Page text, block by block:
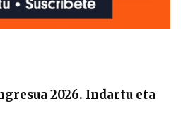
2026. Indartu eta